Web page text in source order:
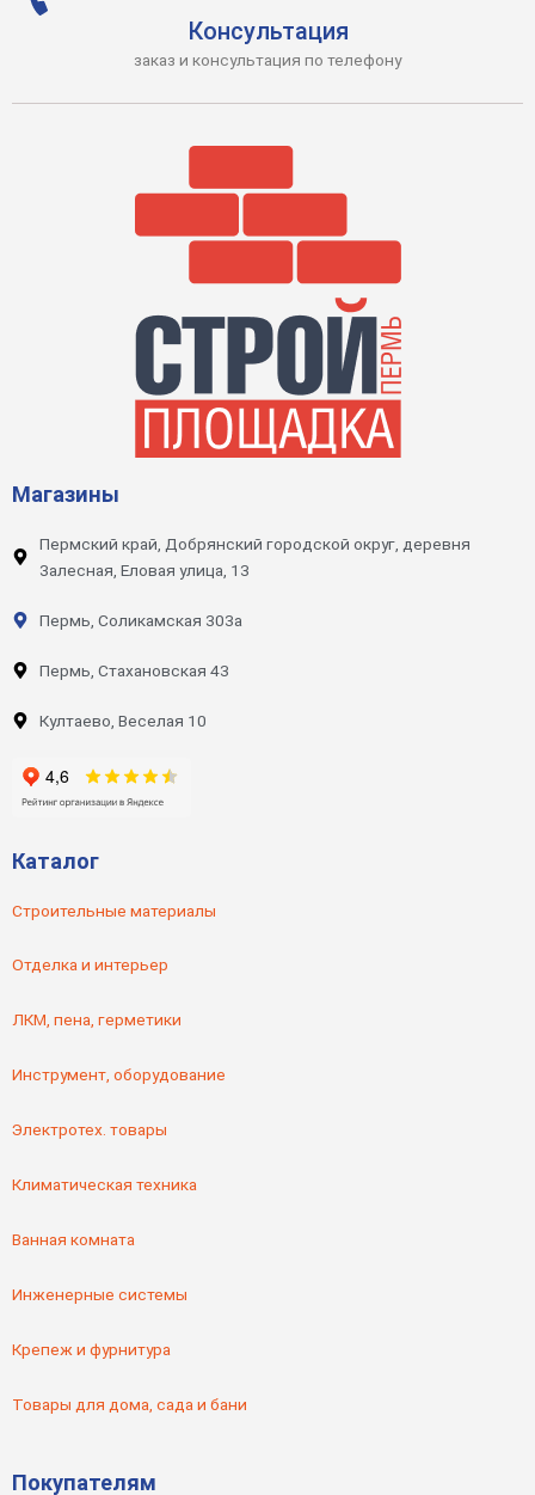
Консультация
заказ и консультация по телефону
Магазины
Пермский край, Добрянский городской округ, деревня
Залесная, Еловая улица, 13
Пермь, Соликамская 303а
Пермь, Стахановская 43
Култаево, Веселая 10
Каталог
Строительные материалы
Отделка и интерьер
ЛКМ, пена, герметики
Инструмент, оборудование
Электротех. товары
Климатическая техника
Ванная комната
Инженерные системы
Крепеж и фурнитура
Товары для дома, сада и бани
Покупателям